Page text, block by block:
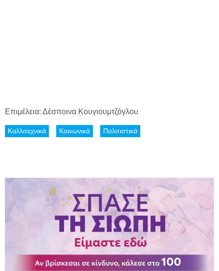
Επιμέλεια: Δέσποινα Κουγιουμτζόγλου
Καλλιτεχνικά Κοινωνικά Πολιτιστικά